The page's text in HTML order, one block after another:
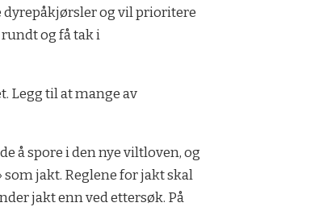
og vil prioritere
og få tak i
Legg til at mange av
å spore i den nye viltloven, og
jakt. Reglene for jakt skal
jakt enn ved ettersøk. På